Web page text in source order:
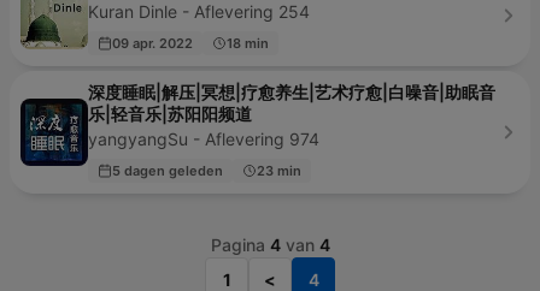
Kuran Dinle - Aflevering 254
09 apr. 2022 18 min
深度睡眠|解压|冥想|疗愈养生|艺术疗愈|白噪音|助眠音
乐|轻音乐|苏阳阳频道
yangyangSu - Aflevering 974
5 dagen geleden 23 min
Pagina 4van 4
1
< 4